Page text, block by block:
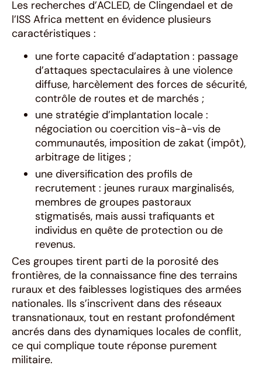
Les recherches d’ACLED, de Clingendael et de
l’ISS Africa mettent en évidence plusieurs
caractéristiques :
une forte capacité d’adaptation : passage
d’attaques spectaculaires à une violence
diffuse, harcèlement des forces de sécurité,
contrôle de routes et de marchés ;
une stratégie d’implantation locale :
négociation ou coercition vis-à-vis de
communautés, imposition de zakat (impôt),
arbitrage de litiges ;
une diversification des profils de
recrutement : jeunes ruraux marginalisés,
membres de groupes pastoraux
stigmatisés, mais aussi trafiquants et
individus en quête de protection ou de
revenus.
Ces groupes tirent parti de la porosité des
frontières, de la connaissance fine des terrains
ruraux et des faiblesses logistiques des armées
nationales. Ils s’inscrivent dans des réseaux
transnationaux, tout en restant profondément
ancrés dans des dynamiques locales de conflit,
ce qui complique toute réponse purement
militaire.